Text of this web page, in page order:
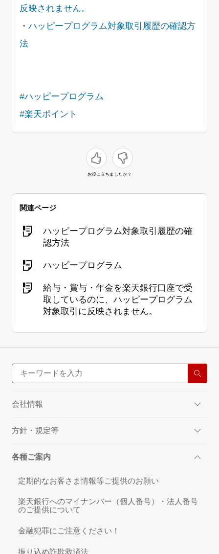
反映されません。
・ ハッピープログラム対象取引履歴の確認方
法
#ハッピープログラム
#楽天ポイント
お役に立ちましたか？
関連ページ
ハッピープログラム対象取引履歴の確
認方法
ハッピープログラム
給与・賞与・年金を楽天銀行口座で受
取しているのに、ハッピープログラム
対象取引に反映されません。
会社情報
方針・規定等
各種ご案内
定期的なお客さま情報等ご提供のお願い
楽天銀行へのマイナンバー（個人番号）・法人番号
のご提供について
金融犯罪にご注意ください！
振り込め詐欺救済法